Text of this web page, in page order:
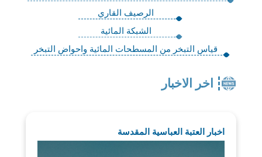
الرصيف القاري
الشبكة المائية
قياس التبخر من المسطحات المائية واحواض التبخر
اخر الاخبار
اخبار العتبة العباسية المقدسة